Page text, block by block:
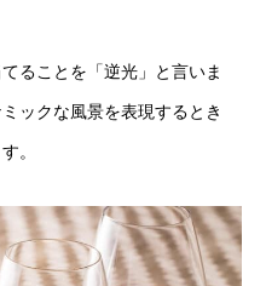
ることを「逆光」と言いま
ックな風景を表現するとき
。